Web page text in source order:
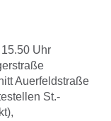
Uhr
Auerfeldstraße
St.-